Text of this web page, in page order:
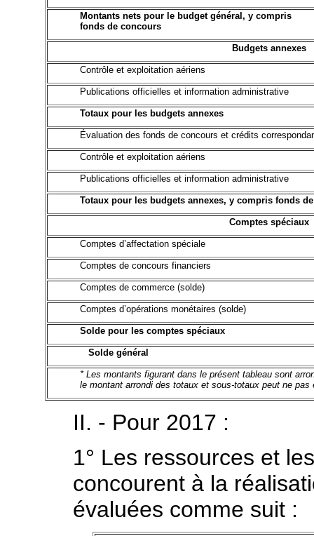
Montants nets pour le budget général, y compris
fonds de concours
Budgets annexes
Contrôle et exploitation aériens
Publications officielles et information administrative
Totaux pour les budgets annexes
Évaluation des fonds de concours et crédits
Contrôle et exploitation aériens
Publications officielles et information administrative
Totaux pour les budgets annexes, y compris fonds
Comptes spéciaux
Comptes d’affectation spéciale
Comptes de concours financiers
Comptes de commerce (solde)
Comptes d’opérations monétaires (solde)
Solde pour les comptes spéciaux
Solde général
* Les montants figurant dans le présent tableau sont
le montant arrondi des totaux et sous-totaux peut ne
II. - Pour 2017 :
1° Les ressources et
concourent à la
évaluées comme suit :